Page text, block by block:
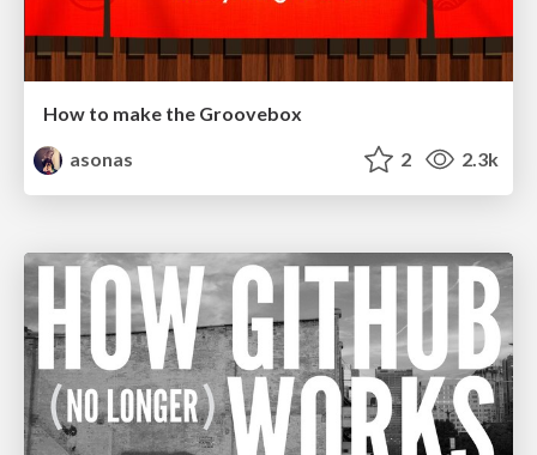
How to make the Groovebox
asonas
2 2.3k